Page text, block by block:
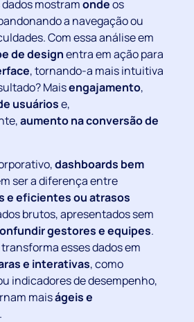
dados mostramondeos
a navegação ou
Com essa análise em
de designentra em ação para
, tornando-a mais intuitiva
Maisengajamento,
usuáriose,
aumento na conversão de
dashboards bem
ser a diferença entre
e eficientes ou atrasos
brutos, apresentados sem
gestores e equipes.
esses dados em
e interativas, como
indicadores de desempenho,
maiságeis e
.